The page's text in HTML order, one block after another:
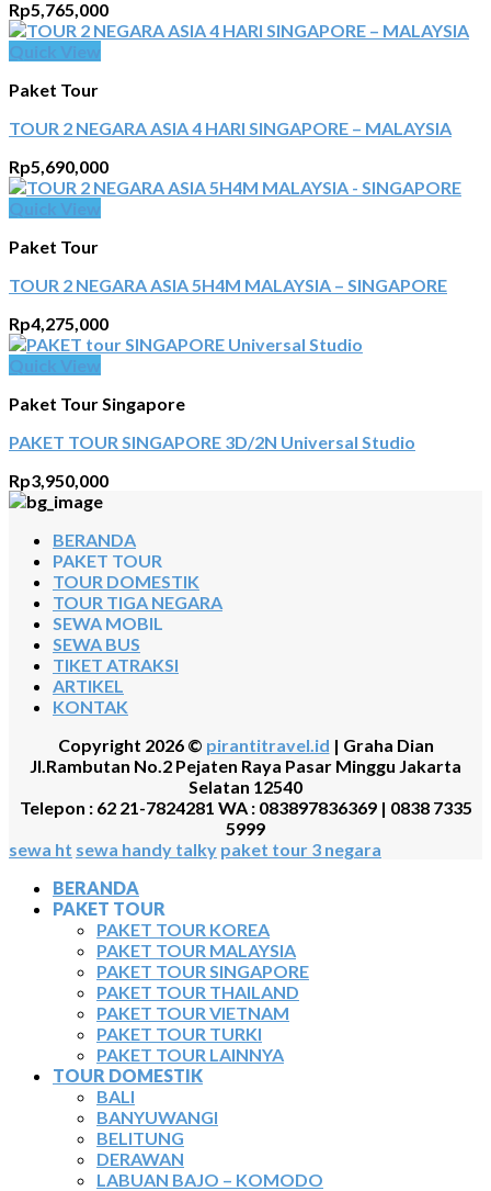
Rp5,765,000
Paket Tour
TOUR 2 NEGARA ASIA 4 HARI SINGAPORE – MALAYSIA
Rp5,690,000
Paket Tour
TOUR 2 NEGARA ASIA 5H4M MALAYSIA – SINGAPORE
Rp4,275,000
Paket Tour Singapore
PAKET TOUR SINGAPORE 3D/2N Universal Studio
Rp3,950,000
BERANDA
PAKET TOUR
TOUR DOMESTIK
TOUR TIGA NEGARA
SEWA MOBIL
SEWA BUS
TIKET ATRAKSI
ARTIKEL
KONTAK
Copyright 2026 © pirantitravel.id | Graha Dian
Jl.Rambutan No.2 Pejaten Raya Pasar Minggu Jakarta
Selatan 12540
Telepon : 62 21-7824281 WA : 083897836369 | 0838 7335
5999
sewa ht sewa handy talky paket tour 3 negara
BERANDA
PAKET TOUR
PAKET TOUR KOREA
PAKET TOUR MALAYSIA
PAKET TOUR SINGAPORE
PAKET TOUR THAILAND
PAKET TOUR VIETNAM
PAKET TOUR TURKI
PAKET TOUR LAINNYA
TOUR DOMESTIK
BALI
BANYUWANGI
BELITUNG
DERAWAN
LABUAN BAJO – KOMODO